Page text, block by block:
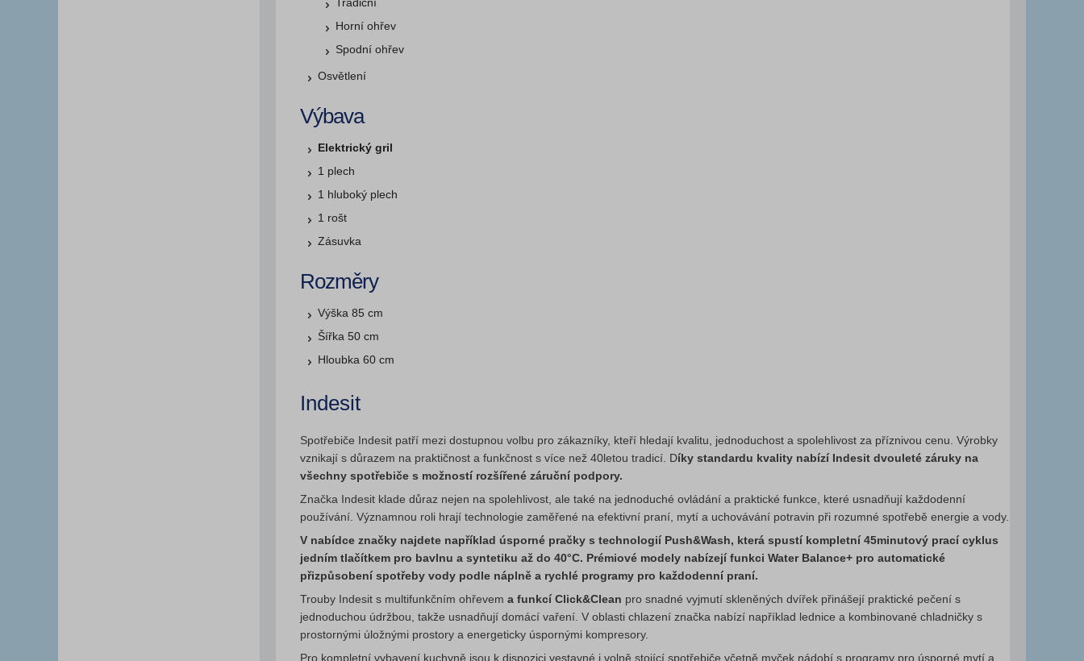
Horní ohřev
Spodní ohřev
Osvětlení
Výbava
Elektrický gril
1 plech
1 hluboký plech
1 rošt
Zásuvka
Rozměry
Výška 85 cm
Šířka 50 cm
Hloubka 60 cm
Indesit
Spotřebiče Indesit patří mezi dostupnou volbu pro zákazníky, kteří hledají kvalitu, jednoduchost a spolehlivost za příznivou cenu. Výrobky
vznikají s důrazem na praktičnost a funkčnost s více než 40letou tradicí. Díky standardu kvality nabízí Indesit dvouleté záruky na
všechny spotřebiče s možností rozšířené záruční podpory.
Značka Indesit klade důraz nejen na spolehlivost, ale také na jednoduché ovládání a praktické funkce, které usnadňují každodenní
používání. Významnou roli hrají technologie zaměřené na efektivní praní, mytí a uchovávání potravin při rozumné spotřebě energie a vody.
V nabídce značky najdete například úsporné pračky s technologií Push&Wash, která spustí kompletní 45minutový prací cyklus
jedním tlačítkem pro bavlnu a syntetiku až do 40°C. Prémiové modely nabízejí funkci Water Balance+ pro automatické
přizpůsobení spotřeby vody podle náplně a rychlé programy pro každodenní praní.
Trouby Indesit s multifunkčním ohřevem a funkcí Click&Clean pro snadné vyjmutí skleněných dvířek přinášejí praktické pečení s
jednoduchou údržbou, takže usnadňují domácí vaření. V oblasti chlazení značka nabízí například lednice a kombinované chladničky s
prostornými úložnými prostory a energeticky úspornými kompresory.
Pro kompletní vybavení kuchyně jsou k dispozici vestavné i volně stojící spotřebiče včetně myček nádobí s programy pro úsporné mytí a